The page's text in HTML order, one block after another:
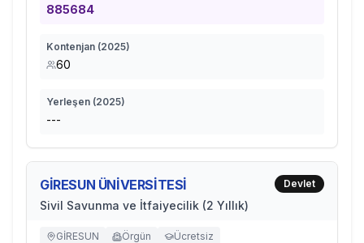
885684
Kontenjan (2025)
60
Yerleşen (2025)
---
GİRESUN ÜNİVERSİTESİ
Sivil Savunma ve İtfaiyecilik (2 Yıllık)
Devlet
GİRESUN Örgün Ücretsiz